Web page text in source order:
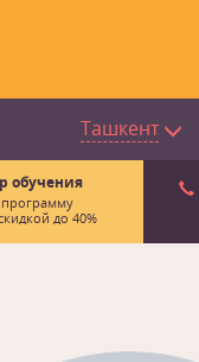
Ташкент
обучения
до 40%